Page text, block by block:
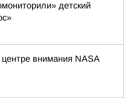
детский
центре внимания NASA